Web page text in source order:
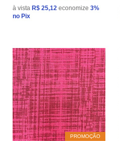
à vista R$ 25,12 economize 3%
no Pix
PROMOÇÃO